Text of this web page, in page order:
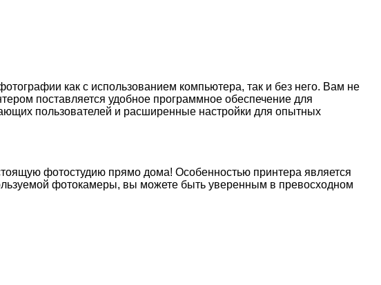
как с использованием компьютера, так и без него. Вам не
поставляется удобное программное обеспечение для
пользователей и расширенные настройки для опытных
фотостудию прямо дома! Особенностью принтера является
фотокамеры, вы можете быть уверенным в превосходном